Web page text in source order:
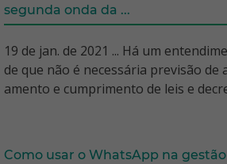
segunda onda da ...
19 de jan. de 2021 ... Há um
de que não é necessária previsão de
amento e cumprimento de leis e
Como usar o WhatsApp na